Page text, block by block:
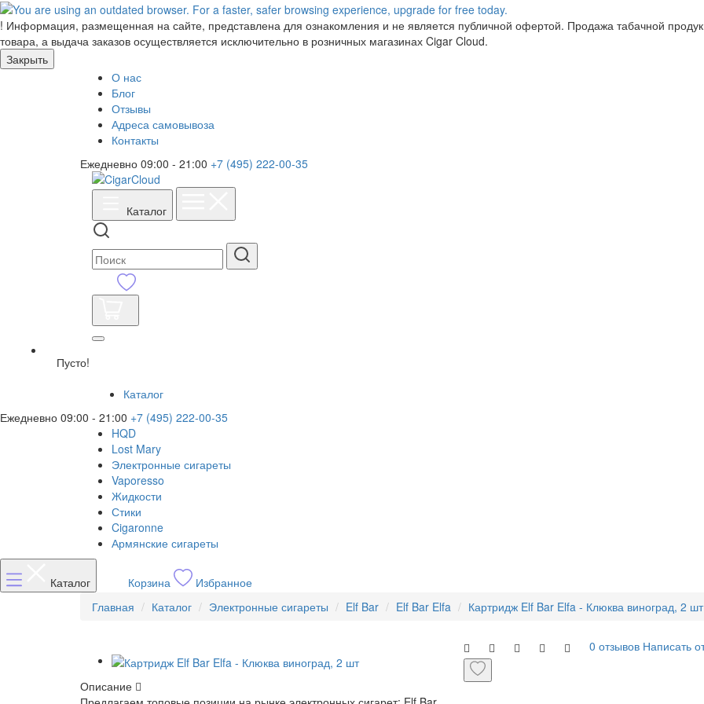
! Информация, размещенная на сайте, представлена для ознакомления и не является публичной офертой. Продажа табачной
товара, а выдача заказов осуществляется исключительно в розничных магазинах Cigar Cloud.
Закрыть
О нас
Блог
Отзывы
Адреса самовывоза
Контакты
Ежедневно 09:00 - 21:00 +7 (495) 222-00-35
Каталог
Пусто!
Каталог
Ежедневно 09:00 - 21:00 +7 (495) 222-00-35
HQD
Lost Mary
Электронные сигареты
Vaporesso
Жидкости
Стики
Cigaronne
Армянские сигареты
Каталог Корзина
Избранное
Главная
Каталог Электронные сигареты Elf Bar Elf Bar Elfa Картридж Elf Bar Elfa - Клюква виноград, 2 шт
Описание
0 отзывов Написать